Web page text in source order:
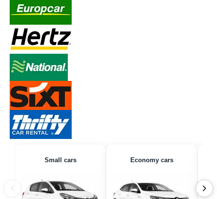
Small cars Economy cars